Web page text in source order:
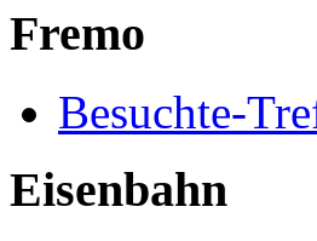
Fremo
Besuchte-
Eisenbahn